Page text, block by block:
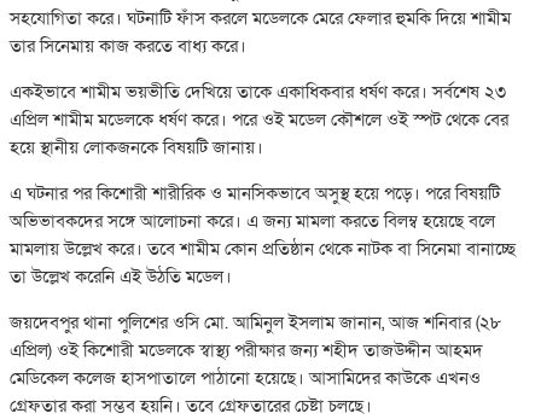
সহযোগিতা করে। ঘটনাটি ফাঁস করলে মডেলকে মেরে ফেলার হুমকি দিয়ে শামীম
তার সিনেমায় কাজ করতে বাধ্য করে।
একইভাবে শামীম ভয়ভীতি দেখিয়ে তাকে একাধিকবার ধর্ষণ করে। সর্বশেষ ২৩
এপ্রিল শামীম মডেলকে ধর্ষণ করে। পরে ওই মডেল কৌশলে ওই স্পট থেকে বের
হয়ে স্থানীয় লোকজনকে বিষয়টি জানায়।
এ ঘটনার পর কিশোরী শারীরিক ও মানসিকভাবে অসুস্থ হয়ে পড়ে। পরে বিষয়টি
অভিভাবকদের সঙ্গে আলোচনা করে। এ জন্য মামলা করতে বিলম্ব হয়েছে বলে
মামলায় উল্লেখ করে। তবে শামীম কোন প্রতিষ্ঠান থেকে নাটক বা সিনেমা বানাচ্ছে
তা উল্লেখ করেনি এই উঠতি মডেল।
জয়দেবপুর থানা পুলিশের ওসি মো. আমিনুল ইসলাম জানান, আজ শনিবার (২৮
এপ্রিল) ওই কিশোরী মডেলকে স্বাস্থ্য পরীক্ষার জন্য শহীদ তাজউদ্দীন আহমদ
মেডিকেল কলেজ হাসপাতালে পাঠানো হয়েছে। আসামিদের কাউকে এখনও
গ্রেফতার করা সম্ভব হয়নি। তবে গ্রেফতারের চেষ্টা চলছে।